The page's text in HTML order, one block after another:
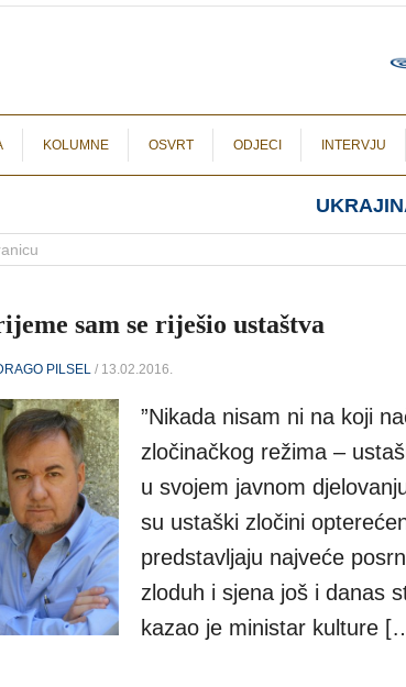
KOLUMNE OSVRT ODJECI INTERVJU
sam se riješio ustaštva
PILSEL / 13.02.2016.
”Nikada nisam ni na koji
zločinačkog režima –
u svojem javnom
su ustaški zločini
predstavljaju najveće
zloduh i sjena još i danas
kazao je ministar kulture